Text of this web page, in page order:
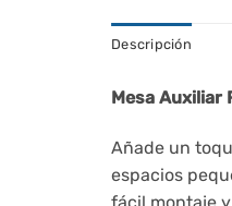
Descripción
Mesa Auxiliar
Añade un
espacios